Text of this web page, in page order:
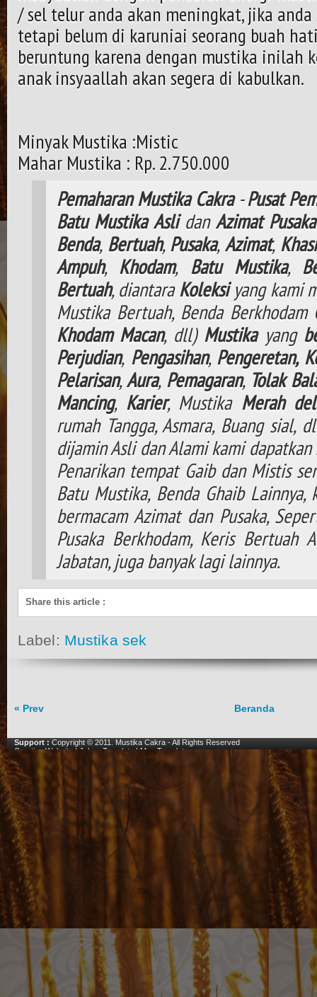
/ sel telur anda akan meningkat, jika
tetapi belum di karuniai seorang buah
beruntung karena dengan mustika inilah
anak insyaallah akan segera di kabulkan.
Minyak Mustika :Mistic
Mahar Mustika : Rp. 2.750.000
Pemaharan Mustika Cakra-Pusat
Batu Mustika AslidanAzimat Pusaka
Benda, Bertuah,Pusaka,Azimat,
Ampuh, Khodam, Batu Mustika,
Bertuah, diantaraKoleksiyang kami
Mustika Bertuah, Benda
Khodam Macan, dll) Mustikayang
Perjudian, Pengasihan, Pengeretan,
Pelarisan,Aura, Pemagaran, Tolak
Mancing, Karier, Mustika Merah
rumah Tangga, Asmara, Buang sial,
dijamin Asli dan Alami kami
Penarikan tempat Gaib dan Mistis
Batu Mustika, Benda Ghaib
bermacam Azimat dan Pusaka,
Pusaka Berkhodam, Keris Bertuah
Jabatan, juga banyak lagi lainnya.
Share this article :
Label: Mustika sek
« Prev Beranda
Support : Copyright © 2011. Mustika Cakra - All Rights Reserved
Creating Website|Johny Template| Mas Template